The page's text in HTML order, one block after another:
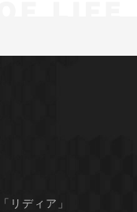
リディア」